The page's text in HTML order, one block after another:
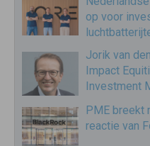
op voor
Jorik van
Impact
Investment
PME breekt
reactie van